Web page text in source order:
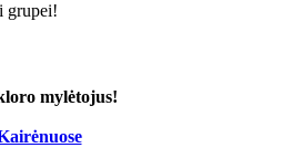
grupei!
mylėtojus!